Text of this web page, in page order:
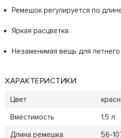
Ремешок регулируется по
Яркая расцветка
Незаменимая вещь для летнего
ХАРАКТЕРИСТИКИ
Цвет
Вместимость
1,5 л
Длина ремешка
56-